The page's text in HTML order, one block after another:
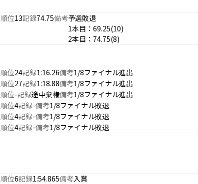
順位13記録74.75備考予選敗退
1本目：69.25(10)
2本目：74.75(8)
順位24記録1:16.26備考1/8ファイナル進出
順位27記録1:18.88備考1/8ファイナル進出
順位-記録途中棄権備考1/8ファイナル進出
順位4記録-備考1/8ファイナル敗退
順位4記録-備考1/8ファイナル敗退
順位4記録-備考1/8ファイナル敗退
順位6記録1:54.865備考入賞